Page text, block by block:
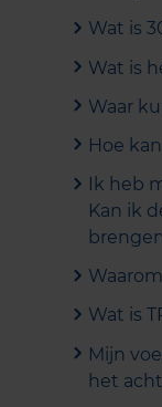
Wat is
Wat is
Waar
Hoe
Ik heb
Kan ik
Wat is
Mijn
het